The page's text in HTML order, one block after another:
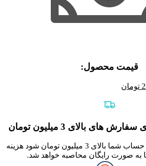
قیمت محصول:​
تومان
های بالای 3 میلیون تومان
چنان چه جمع صورت حساب شما بالای 3 میلیون تومان شود هزینه
صورت رایگان محاصبه خواهد شد.